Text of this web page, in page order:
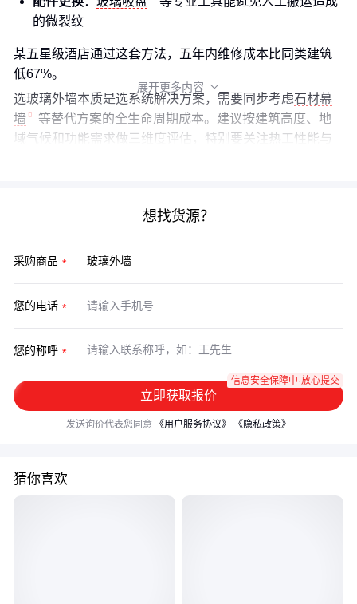
的微裂纹
某五星级酒店通过这套方法，五年内维修成本比同类建筑
低67%。
选玻璃外墙本质是选系统解决方案，需要同步考虑石材幕
墙
等替代方案的全生命周期成本。建议按建筑高度、地
域气候和功能需求做三维度评估，特别要关注热工性能与
展开更多内容 
想找货源？
采购商品
您的电话
您的称呼
立即获取报价
信息安全保障中·放心提交
发送询价代表您同意 《用户服务协议》 《隐私政策》
猜你喜欢